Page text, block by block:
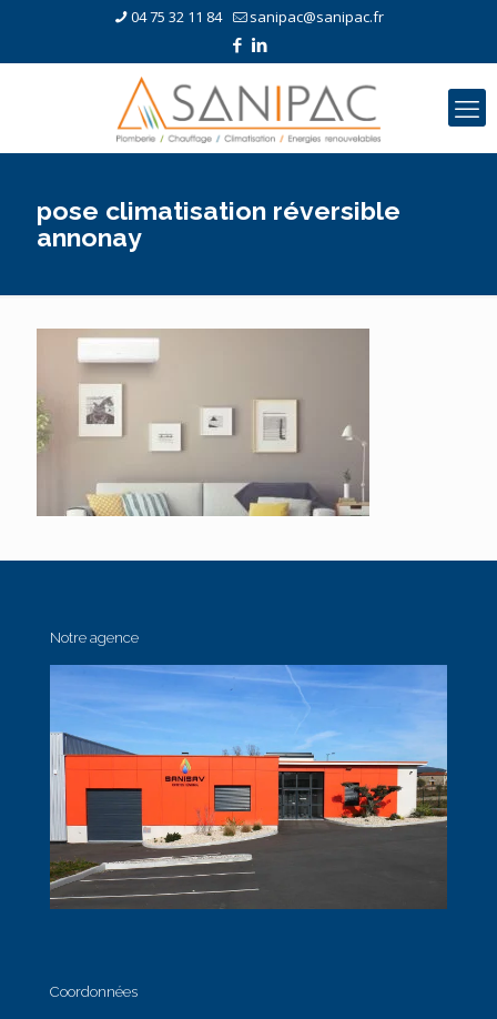
04 75 32 11 84 sanipac@sanipac.fr
pose climatisation réversible
annonay
Notre agence
Coordonnées